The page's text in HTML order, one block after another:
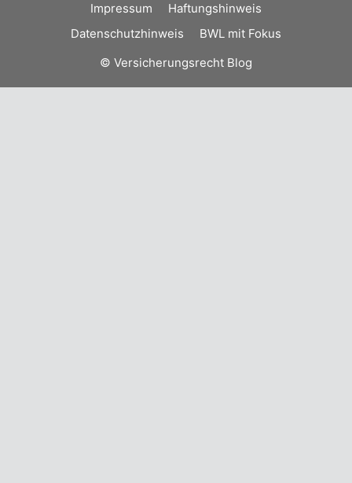
Impressum
Haftungshinweis
Datenschutzhinweis
BWL mit Fokus
© Versicherungsrecht Blog